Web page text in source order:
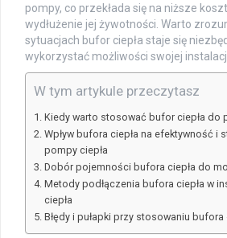
pompy, co przekłada się na niższe
wydłużenie jej żywotności. Warto
sytuacjach bufor ciepła staje się
wykorzystać możliwości swojej
W tym artykule przeczytasz
Kiedy warto stosować bufor ciepła do
Wpływ bufora ciepła na efektywność i
pompy ciepła
Dobór pojemności bufora ciepła do
Metody podłączenia bufora ciepła w
ciepła
Błędy i pułapki przy stosowaniu bufora